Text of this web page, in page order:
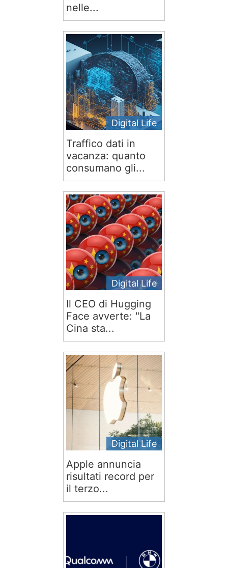
nelle...
Digital Life
Traffico dati in
vacanza: quanto
consumano gli...
Digital Life
Il CEO di Hugging
Face avverte: "La
Cina sta...
Digital Life
Apple annuncia
risultati record per
il terzo...